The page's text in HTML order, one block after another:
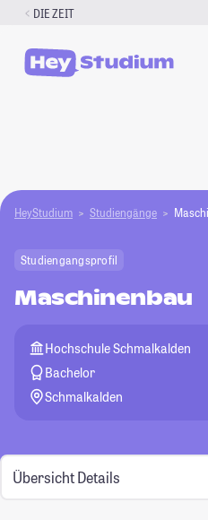
Zum
springen
DIE ZEIT
HeyStudium Studiengänge
Studiengangsprofil
Maschinenbau
Hochschule Schmalkalden
Bachelor
Schmalkalden
Übersicht Details